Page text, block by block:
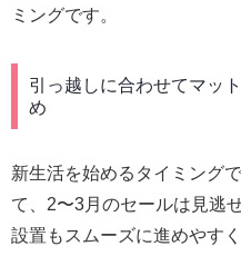
ミングです。
引っ越しに合わせてマッ
め
新生活を始めるタイミング
て、2〜3月のセールは見逃
設置もスムーズに進めやす